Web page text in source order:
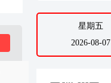
星期五
2026-08-07